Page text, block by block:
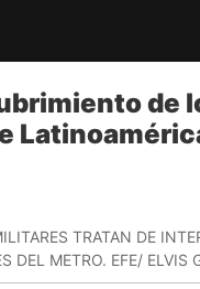
de
TRATAN DE
DEL METRO. EFE/ ELVIS